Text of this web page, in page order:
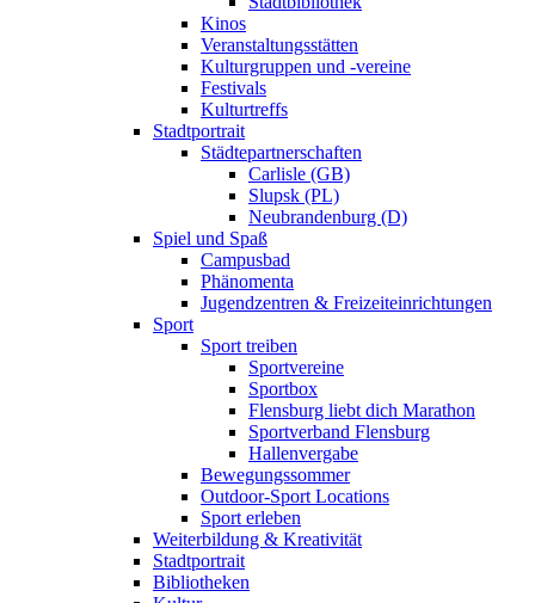
Kinos
Veranstaltungsstätten
Kulturgruppen und -vereine
Festivals
Kulturtreffs
Stadtportrait
Städtepartnerschaften
Carlisle (GB)
Slupsk (PL)
Neubrandenburg (D)
Spiel und Spaß
Campusbad
Phänomenta
Jugendzentren & Freizeiteinrichtungen
Sport
Sport treiben
Sportvereine
Sportbox
Flensburg liebt dich Marathon
Sportverband Flensburg
Hallenvergabe
Bewegungssommer
Outdoor-Sport Locations
Sport erleben
Weiterbildung & Kreativität
Stadtportrait
Bibliotheken